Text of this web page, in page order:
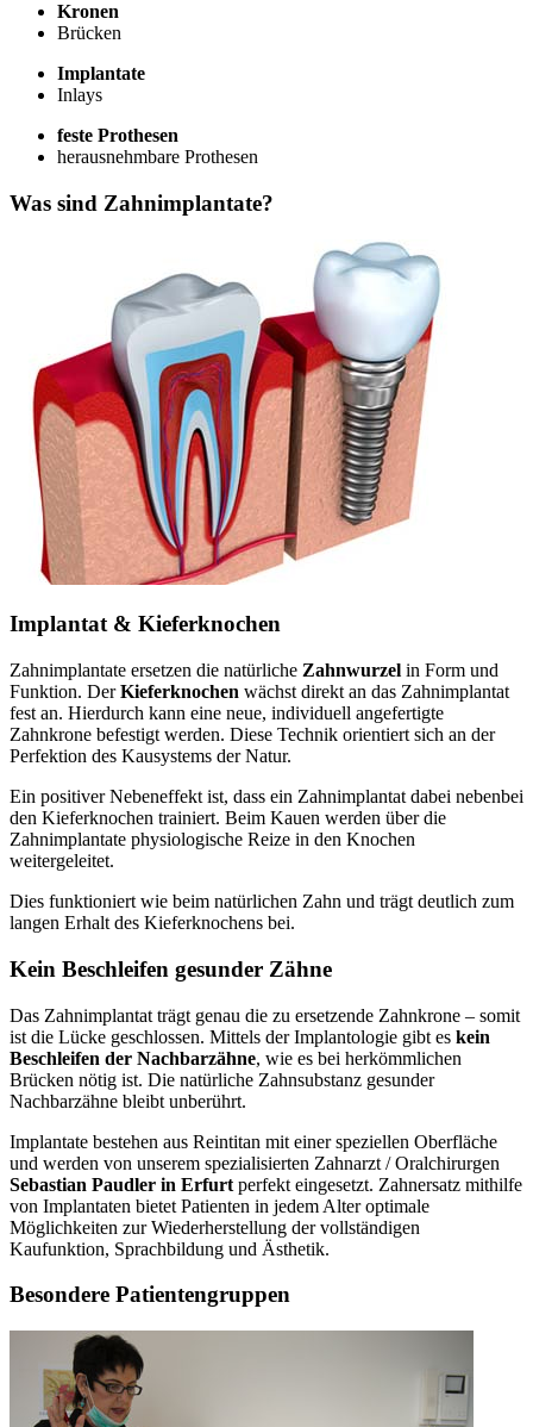
Kronen
Brücken
Implantate
Inlays
feste Prothesen
herausnehmbare Prothesen
Was sind Zahnimplantate?
Implantat & Kieferknochen
Zahnimplantate ersetzen die natürliche Zahnwurzel in Form und
Funktion. DerKieferknochen wächst direkt an das Zahnimplantat
fest an. Hierdurch kann eine neue, individuell angefertigte
Zahnkrone befestigt werden. Diese Technik orientiert sich an der
Perfektion des Kausystems der Natur.
Ein positiver Nebeneffekt ist, dass ein Zahnimplantat dabei nebenbei
den Kieferknochen trainiert. Beim Kauen werden über die
Zahnimplantate physiologische Reize in den Knochen
weitergeleitet.
Dies funktioniert wie beim natürlichen Zahn und trägt deutlich zum
langen Erhalt des Kieferknochens bei.
Kein Beschleifen gesunder Zähne
Das Zahnimplantat trägt genau die zu ersetzende Zahnkrone – somit
ist die Lücke geschlossen. Mittels der Implantologie gibt es kein
Beschleifen der Nachbarzähne, wie es bei herkömmlichen
Brücken nötig ist. Die natürliche Zahnsubstanz gesunder
Nachbarzähne bleibt unberührt.
Implantate bestehen aus Reintitan mit einer speziellen Oberfläche
und werden von unserem spezialisierten Zahnarzt / Oralchirurgen
Sebastian Paudler in Erfurt perfekt eingesetzt. Zahnersatz mithilfe
von Implantaten bietet Patienten in jedem Alter optimale
Möglichkeiten zur Wiederherstellung der vollständigen
Kaufunktion, Sprachbildung und Ästhetik.
Besondere Patientengruppen